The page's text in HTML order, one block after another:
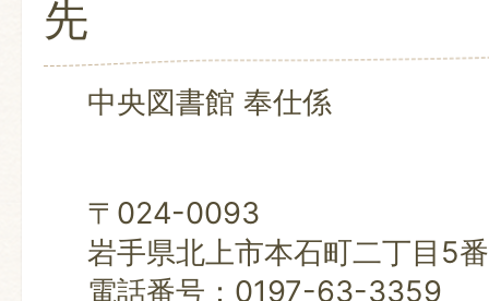
先
中央図書館 奉仕係
〒024-0093
岩手県北上市本石町二丁目5
電話番号：0197-63-3359